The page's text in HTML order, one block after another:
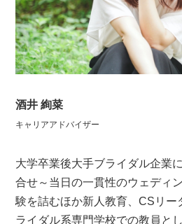
酒井 絢菜
キャリアアドバイザー
大学卒業後大手ブライダル企業
合せ～当日の一貫性のウェディ
験を詰むほか新人教育、CSリー
ライダル系専門学校での教員と